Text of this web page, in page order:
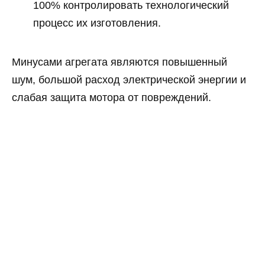
100% контролировать технологический
процесс их изготовления.
Минусами агрегата являются повышенный
шум, большой расход электрической энергии и
слабая защита мотора от повреждений.